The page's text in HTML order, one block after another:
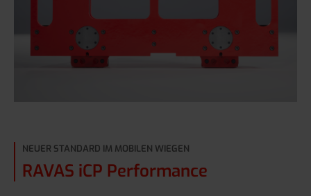
NEUER STANDARD IM MOBILEN WIEGEN
RAVAS iCP Performance